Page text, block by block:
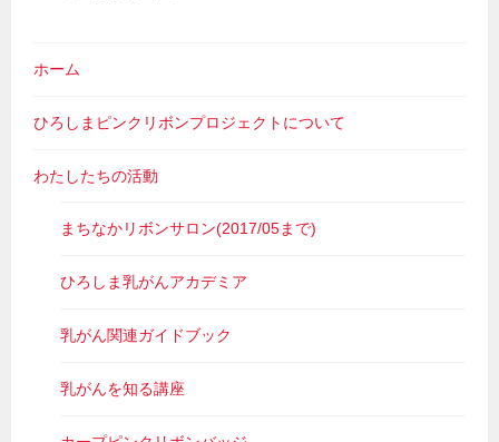
ホーム
ひろしまピンクリボンプロジェクトについて
わたしたちの活動
まちなかリボンサロン(2017/05まで)
ひろしま乳がんアカデミア
乳がん関連ガイドブック
乳がんを知る講座